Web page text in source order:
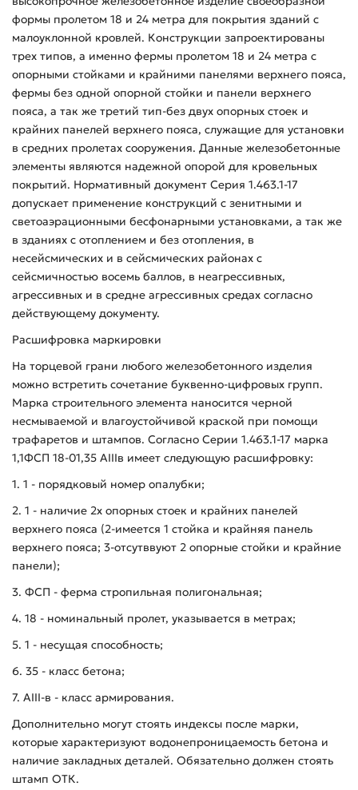
формы пролетом 18 и 24 метра для покрытия зданий с
малоуклонной кровлей. Конструкции запроектированы
трех типов, а именно фермы пролетом 18 и 24 метра с
опорными стойками и крайними панелями верхнего пояса,
фермы без одной опорной стойки и панели верхнего
пояса, а так же третий тип-без двух опорных стоек и
крайних панелей верхнего пояса, служащие для установки
в средних пролетах сооружения. Данные железобетонные
элементы являются надежной опорой для кровельных
покрытий. Нормативный документ Серия 1.463.1-17
допускает применение конструкций с зенитными и
светоаэрационными бесфонарными установками, а так же
в зданиях с отоплением и без отопления, в
несейсмических и в сейсмических районах с
сейсмичностью восемь баллов, в неагрессивных,
агрессивных и в средне агрессивных средах согласно
действующему документу.
Расшифровка маркировки
На торцевой грани любого железобетонного изделия
можно встретить сочетание буквенно-цифровых групп.
Марка строительного элемента наносится черной
несмываемой и влагоустойчивой краской при помощи
трафаретов и штампов. Согласно Серии 1.463.1-17 марка
1,1ФСП 18-01,35 АIIIв имеет следующую расшифровку:
1. 1 - порядковый номер опалубки;
2. 1 - наличие 2х опорных стоек и крайних панелей
верхнего пояса (2-имеется 1 стойка и крайняя панель
верхнего пояса; 3-отсутввуют 2 опорные стойки и крайние
панели);
3. ФСП - ферма стропильная полигональная;
4. 18 - номинальный пролет, указывается в метрах;
5. 1 - несущая способность;
6. 35 - класс бетона;
7. AIII-в - класс армирования.
Дополнительно могут стоять индексы после марки,
которые характеризуют водонепроницаемость бетона и
наличие закладных деталей. Обязательно должен стоять
штамп ОТК.